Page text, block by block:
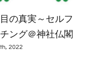
の真実～セルフ
ング＠神社仏閣
2022